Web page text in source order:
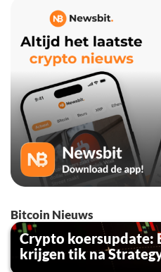
Bitcoin Nieuws
Crypto koersupdate:
krijgen tik na